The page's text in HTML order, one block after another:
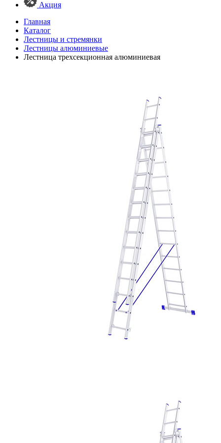
Акция
Главная
Каталог
Лестницы и стремянки
Лестницы алюминиевые
Лестница трехсекционная алюминиевая